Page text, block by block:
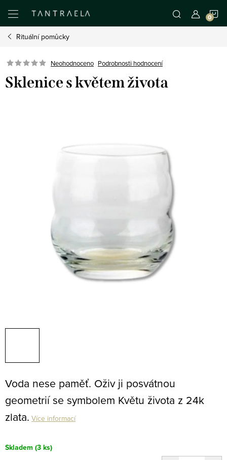
obsah
Rituální pomůcky
Neohodnoceno Podrobnosti hodnocení
Sklenice s květem života
Voda nese paměť. Oživ ji posvátnou
geometrií se symbolem Květu života z 24k
zlata. Více informací
Skladem (3 ks)